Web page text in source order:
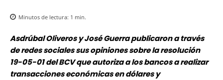
Minutos de lectura: 1 min.
Asdrúbal Oliveros y José Guerra publicaron a través
de redes sociales sus opiniones sobre la resolución
19-05-01 del BCV que autoriza a los bancos a realizar
transacciones económicas en dólares y